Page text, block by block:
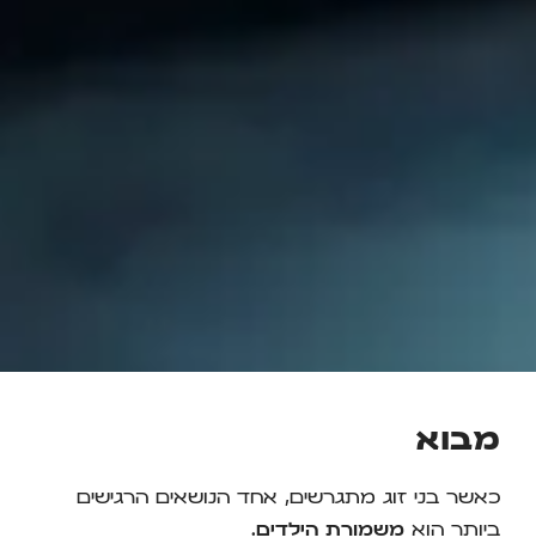
מבוא
כאשר בני זוג מתגרשים, אחד הנושאים הרגישים
ביותר הוא משמורת הילדים.